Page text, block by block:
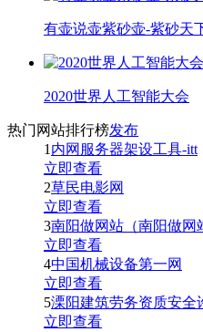
有壶说壶紫砂壶-紫砂天
2020世界人工智能大会
热门网站排行榜发布
1 内网服务器架设工具-itt
立即查看
2草民电影网
立即查看
3南阳做网站（南阳做网
立即查看
4中国机械设备第一网
立即查看
5溧阳建筑劳务资质安全
立即查看